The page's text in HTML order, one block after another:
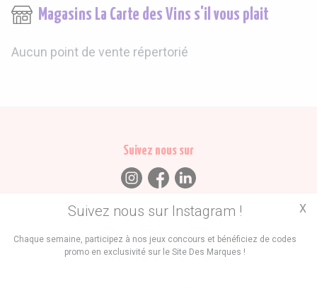
Magasins La Carte des Vins s'il vous plait
Aucun point de vente répertorié
Suivez nous sur Instagram !
Chaque semaine, participez à nos jeux concours et bénéficiez de codes
promo en exclusivité sur le Site Des Marques !
X
Suivez nous sur
Trouvez des
Promos Marques Boutiques